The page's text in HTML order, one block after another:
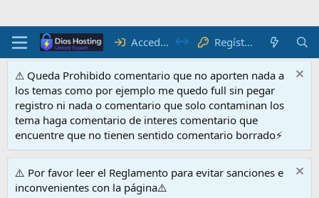
Acceder Regístrate
⚠ Queda Prohibido comentario que no aporten nada a
los temas como por ejemplo me quedo full sin pegar
registro ni nada o comentario que solo contaminan los
tema haga comentario de interes comentario que
encuentre que no tienen sentido comentario borrado⚡
⚠️ Por favor leer el Reglamento para evitar sanciones e
inconvenientes con la página⚠️